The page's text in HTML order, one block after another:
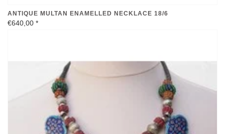
€640,00*